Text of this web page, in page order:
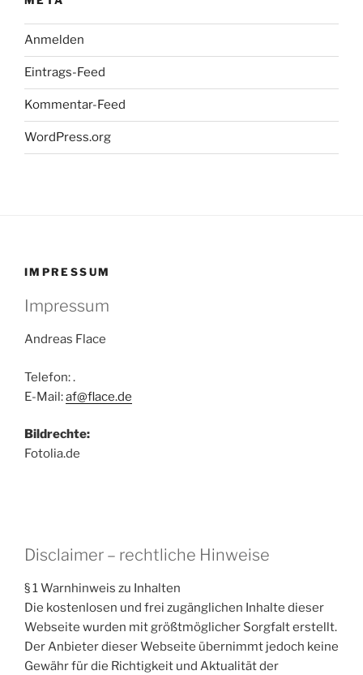
Anmelden
Eintrags-Feed
Kommentar-Feed
WordPress.org
IMPRESSUM
Impressum
Andreas Flace
Telefon: .
E-Mail:af@flace.de
Bildrechte:
Fotolia.de
Disclaimer – rechtliche Hinweise
§ 1 Warnhinweis zu Inhalten
Die kostenlosen und frei zugänglichen Inhalte dieser
Webseite wurden mit größtmöglicher Sorgfalt erstellt.
Der Anbieter dieser Webseite übernimmt jedoch keine
Gewähr für die Richtigkeit und Aktualität der